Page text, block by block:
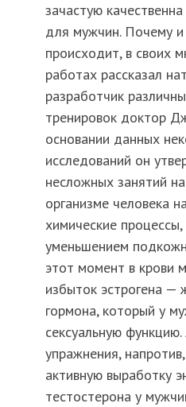
зачастую
для мужчин. Почему и
происходит, в своих
работах рассказал
разработчик
тренировок доктор
основании данных
исследований он
несложных занятий
организме человека
химические процессы,
уменьшением
этот момент в крови
избыток эстрогена —
гормона, который у
сексуальную
упражнения,
активную выработку
тестостерона у